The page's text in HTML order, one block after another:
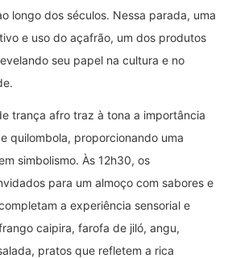
longo dos séculos. Nessa parada, uma
e uso do açafrão, um dos produtos
seu papel na cultura e no
trança afro traz à tona a importância
quilombola, proporcionando uma
simbolismo. Às 12h30, os
para um almoço com sabores e
a experiência sensorial e
caipira, farofa de jiló, angu,
pratos que refletem a rica